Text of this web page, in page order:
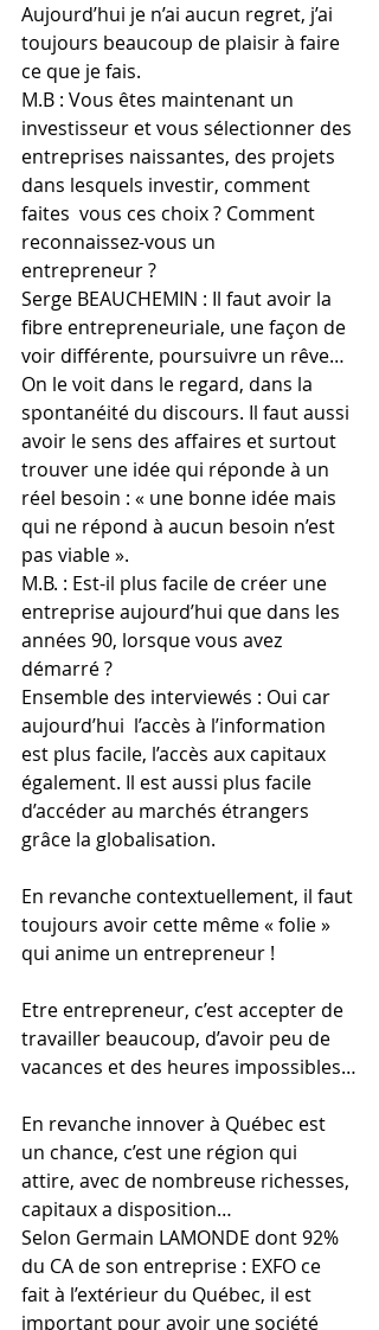
Aujourd’hui je n’ai aucun regret, j’ai
toujours beaucoup de plaisir à faire
ce que je fais.
M.B : Vous êtes maintenant un
investisseur et vous sélectionner des
entreprises naissantes, des projets
dans lesquels investir, comment
faites  vous ces choix ? Comment
reconnaissez-vous un
entrepreneur ?
Serge BEAUCHEMIN : Il faut avoir la
fibre entrepreneuriale, une façon de
voir différente, poursuivre un rêve…
On le voit dans le regard, dans la
spontanéité du discours. Il faut aussi
avoir le sens des affaires et surtout
trouver une idée qui réponde à un
réel besoin : « une bonne idée mais
qui ne répond à aucun besoin n’est
pas viable ».
M.B. : Est-il plus facile de créer une
entreprise aujourd’hui que dans les
années 90, lorsque vous avez
démarré ?
Ensemble des interviewés : Oui car
aujourd’hui  l’accès à l’information
est plus facile, l’accès aux capitaux
également. Il est aussi plus facile
d’accéder au marchés étrangers
grâce la globalisation.
En revanche contextuellement, il faut
toujours avoir cette même « folie »
qui anime un entrepreneur !
Etre entrepreneur, c’est accepter de
travailler beaucoup, d’avoir peu de
vacances et des heures impossibles…
En revanche innover à Québec est
un chance, c’est une région qui
attire, avec de nombreuse richesses,
capitaux a disposition…
Selon Germain LAMONDE dont 92%
du CA de son entreprise : EXFO ce
fait à l’extérieur du Québec, il est
important pour avoir une société